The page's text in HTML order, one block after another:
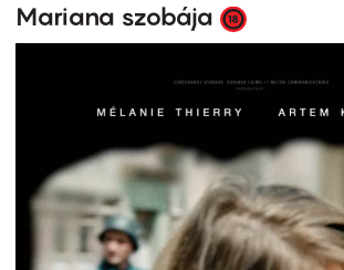
Mariana szobája